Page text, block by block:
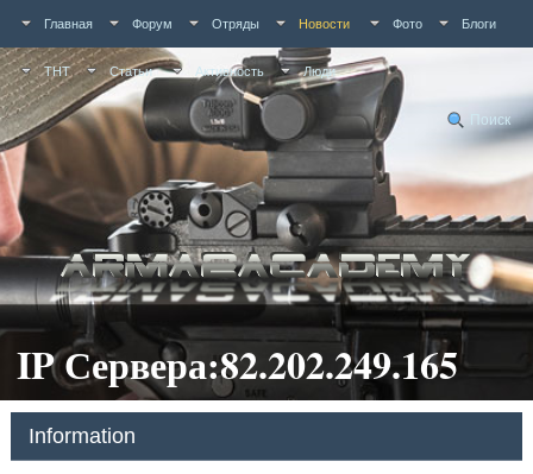
Главная Форум Отряды Новости Фото Блоги
ТНТ Статьи Активность Люди
Поиск
IP Сервера:82.202.249.165
Information